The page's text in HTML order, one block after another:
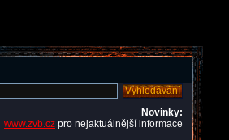
Novinky:
www.zvb.cz pro nejaktuálnější informace